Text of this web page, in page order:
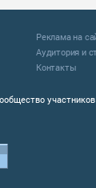
Реклама на
Аудитория и
Контакты